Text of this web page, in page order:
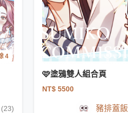
4
(23)
🩷塗鴉雙人組合頁
NT$ 5500
豬排蓋飯